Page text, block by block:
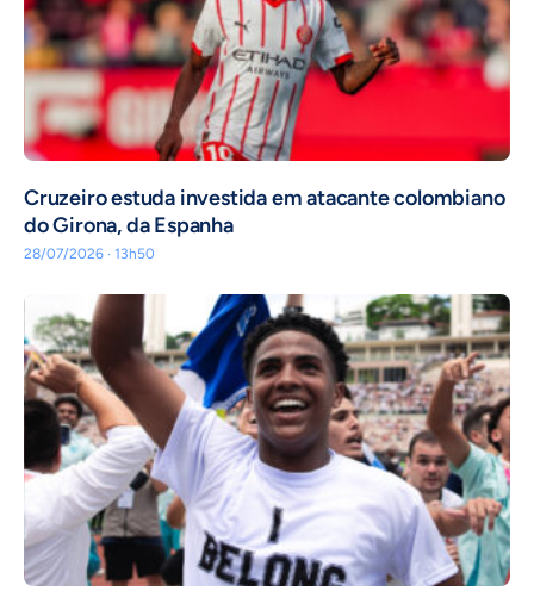
Cruzeiro estuda investida em atacante colombiano
do Girona, da Espanha
28/07/2026 · 13h50